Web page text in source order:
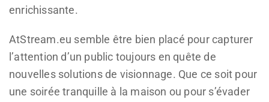
enrichissante.
AtStream.eu semble être bien placé pour capturer
l’attention d’un public toujours en quête de
nouvelles solutions de visionnage. Que ce soit pour
une soirée tranquille à la maison ou pour s’évader